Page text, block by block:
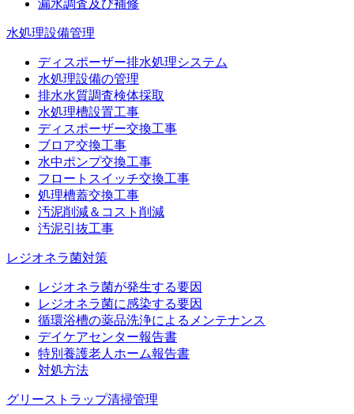
漏水調査及び補修
水処理設備管理
ディスポーザー排水処理システム
水処理設備の管理
排水水質調査検体採取
水処理槽設置工事
ディスポーザー交換工事
ブロア交換工事
水中ポンプ交換工事
フロートスイッチ交換工事
処理槽蓋交換工事
汚泥削減＆コスト削減
汚泥引抜工事
レジオネラ菌対策
レジオネラ菌が発生する要因
レジオネラ菌に感染する要因
循環浴槽の薬品洗浄によるメンテナンス
デイケアセンター報告書
特別養護老人ホーム報告書
対処方法
グリーストラップ清掃管理